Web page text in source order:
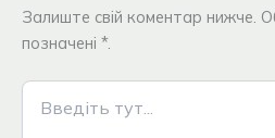
Залиште свій коментар нижче.
позначені *.
Введіть
тут...